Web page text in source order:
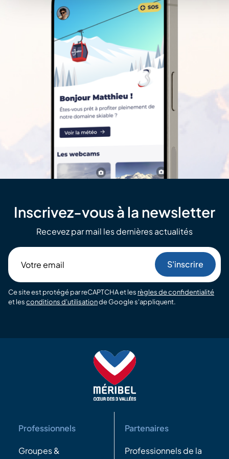
Inscrivez-vous à la newsletter
Recevez par mail les dernières actualités
email
Ce site est protégé par reCAPTCHA et les règles de confidentialité
et lesconditions d'utilisationde Google s'appliquent.
Professionnels
Groupes &
Partenaires
Professionnels de la